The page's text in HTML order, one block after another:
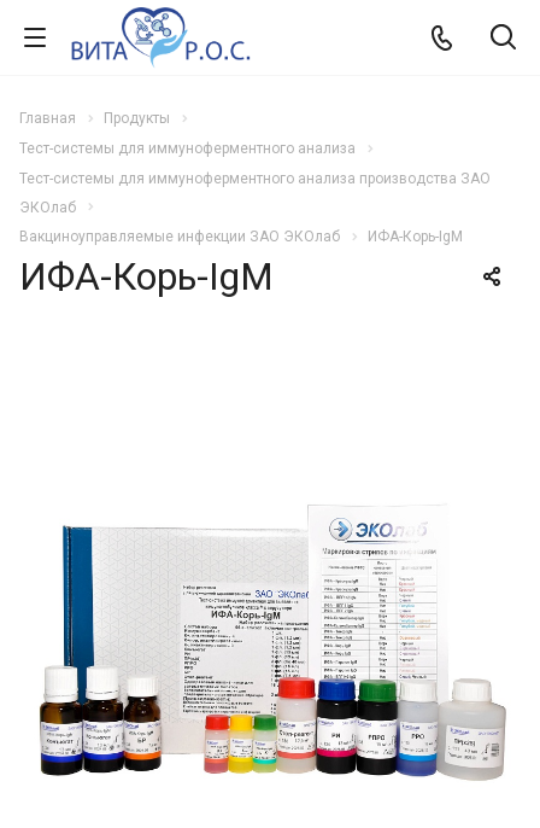
Главная
Продукты
Тест-системы для иммуноферментного анализа
Тест-системы для иммуноферментного анализа производства ЗАО
ЭКОлаб
Вакциноуправляемые инфекции ЗАО ЭКОлаб
ИФА-Корь-IgM
ИФА-Корь-IgM